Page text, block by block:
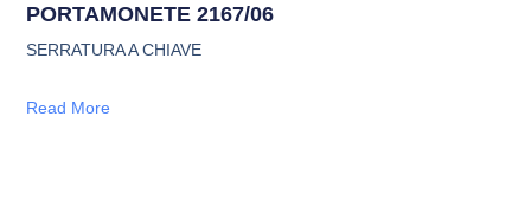
PORTAMONETE 2167/06
SERRATURA A CHIAVE
Read More